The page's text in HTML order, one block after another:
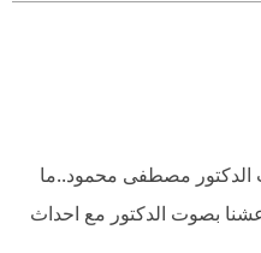
الدكتور مصطفى محمود..ما
بصوت الدكتور مع احداث